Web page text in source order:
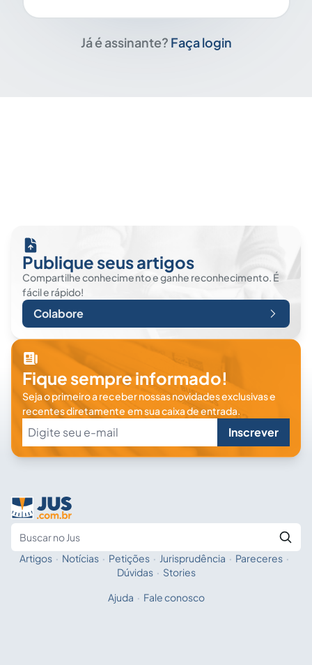
Já é assinante? Faça login
Publique seus artigos
Compartilhe conhecimento e ganhe reconhecimento. É
fácil e rápido!
Colabore
Fique sempre informado!
Seja o primeiro a receber nossas novidades exclusivas e
recentes diretamente em sua caixa de entrada.
Inscrever
Fale com a IA
Artigos · Notícias · Petições · Jurisprudência · Pareceres ·
Dúvidas · Stories
Ajuda · Fale conosco